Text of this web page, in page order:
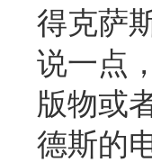
得克萨
说一点
版物或
德斯的